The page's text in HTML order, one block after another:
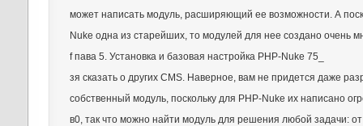
может написать модуль, расширяющий ее возможности. А
Nuke одна из старейших, то модулей для нее создано очень
f пава 5. Установка и базовая настройка PHP-Nuke 75_
зя сказать о других CMS. Наверное, вам не придется даже
собственный модуль, поскольку для PHP-Nuke их написано
в0, так что можно найти модуль для решения любой задачи: от